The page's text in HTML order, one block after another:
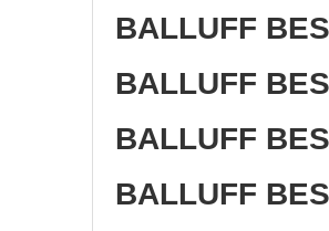
BALLUFF
BALLUFF
BALLUFF
BALLUFF